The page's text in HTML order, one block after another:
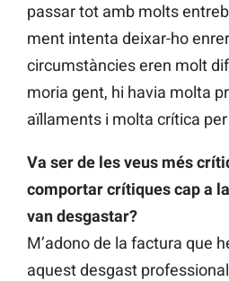
passar tot amb molts
ment intenta deixar-ho
circumstàncies eren molt
moria gent, hi havia molta
aïllaments i molta crítica per
Va ser de les veus més
comportar crítiques cap a
van desgastar?
M’adono de la factura que
aquest desgast